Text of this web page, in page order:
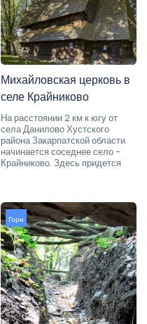
Михайловская церковь в
селе Крайниково
На расстоянии 2 км к югу от
села Данилово Хустского
района Закарпатской области
начинается соседнее село -
Крайниково. Здесь придется
Гори